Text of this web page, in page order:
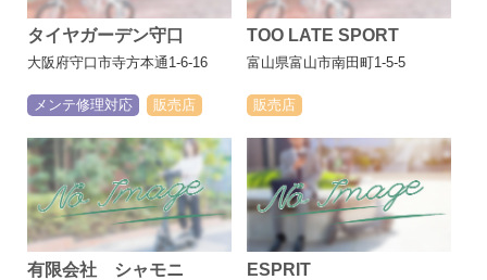
タイヤガーデン守口
大阪府守口市寺方本通1-6-16
メンテ修理対応 販売店
TOO LATE SPORT
富山県富山市南田町1-5-5
販売店
有限会社 シャモニ ESPRIT